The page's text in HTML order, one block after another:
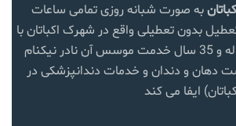
به صورت شبانه روزی تمامی ساعات
بدون تعطیلی واقع در شهرک اکباتان با
سابقه درخشان 3 ساله و 35 سال خدمت موسس آن نادر نیکنام
دهان و دندان و خدمات دندانپزشکی در
ایفا می کند